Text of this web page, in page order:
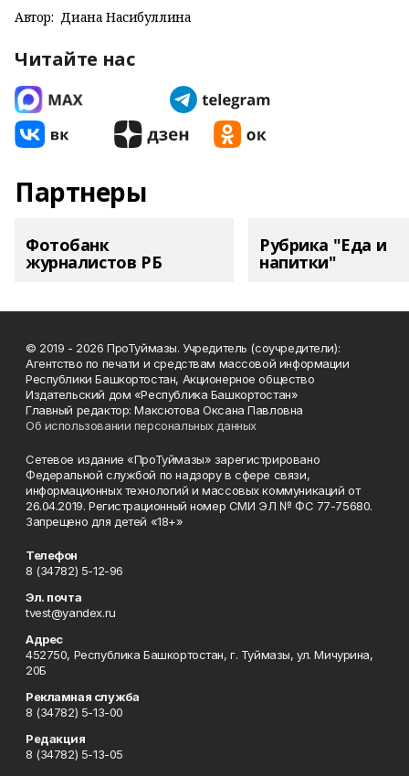
Автор: Диана Насибуллина
Читайте нас
Партнеры
Фотобанк
журналистов РБ
Рубрика "Еда и
напитки"
© 2019 - 2026 ПроТуймазы. Учредитель (соучредители):
Агентство по печати и средствам массовой информации
Республики Башкортостан, Акционерное общество
Издательский дом «Республика Башкортостан»
Главный редактор: Максютова Оксана Павловна
Об использовании персональных данных
Сетевое издание «ПроТуймазы» зарегистрировано
Федеральной службой по надзору в сфере связи,
информационных технологий и массовых коммуникаций от
26.04.2019. Регистрационный номер СМИ ЭЛ № ФС 77-75680.
Запрещено для детей «18+»
Телефон
8 (34782) 5-12-96
Эл. почта
tvest@yandex.ru
Адрес
452750, Республика Башкортостан, г. Туймазы, ул. Мичурина,
20Б
Рекламная служба
8 (34782) 5-13-00
Редакция
8 (34782) 5-13-05